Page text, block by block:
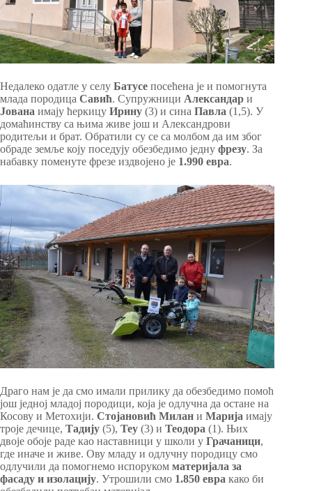
Недалеко одатле у селу Батусе посећена је и помогнута
млада породица Савић. Супружници Александар и
Јована имају ћеркицу Ирину (3) и сина Павла (1,5). У
домаћинству са њима живе још и Александрови
родитељи и брат. Обратили су се са молбом да им због
обраде земље коју поседују обезбедимо једну фрезу. За
набавку поменуте фрезе издвојено је 1.990 евра.
Драго нам је да смо имали прилику да обезбедимо помоћ
још једној младој породици, која је одлучна да остане на
Косову и Метохији. Стојановић Милан и Марија имају
троје дечице, Тадију (5), Теу (3) и Теодора (1). Њих
двоје обоје раде као наставници у школи у Грачаници,
где иначе и живе. Ову младу и одлучну породицу смо
одлучили да помогнемо испоруком материјала за
фасаду и изолацију. Утрошили смо 1.850 евра како би